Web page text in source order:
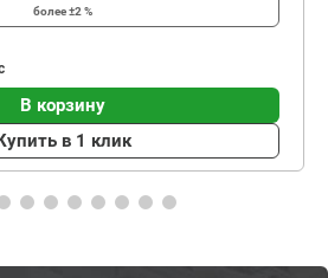
более ±2 %
В корзину
в 1 клик